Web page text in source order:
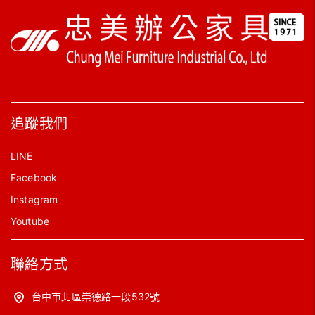
追蹤我們
LINE
Facebook
Instagram
Youtube
聯絡方式
台中市北區崇德路一段532號